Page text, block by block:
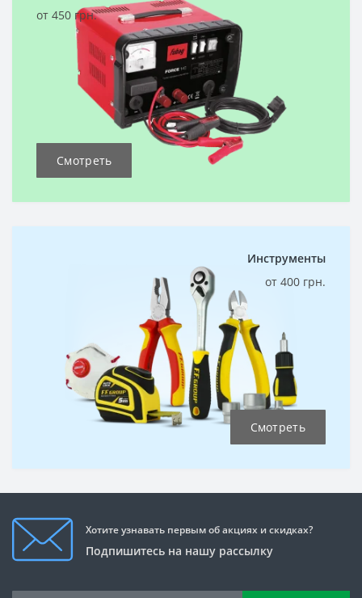
от 450 грн.
Смотреть
Инструменты
от 400 грн.
Смотреть
Хотите узнавать первым об акциях и скидках?
Подпишитесь на нашу рассылку